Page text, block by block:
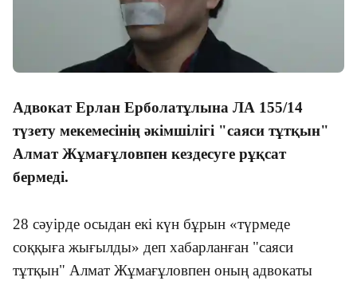
Адвокат Ерлан Ерболатұлына ЛА 155/14
түзету мекемесінің әкімшілігі "саяси тұтқын"
Алмат Жұмағұловпен кездесуге рұқсат
бермеді.
28 сәуірде осыдан екі күн бұрын «түрмеде
соққыға жығылды» деп хабарланған "саяси
тұтқын" Алмат Жұмағұловпен оның адвокаты